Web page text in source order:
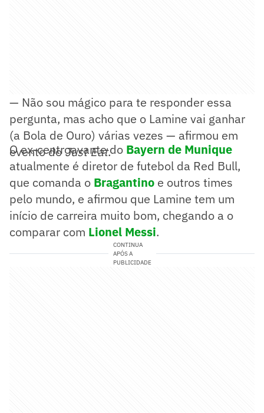
— Não sou mágico para te responder essa
pergunta, mas acho que o Lamine vai ganhar
(a Bola de Ouro) várias vezes — afirmou em
evento doJust Eat.
O ex-centroavante do Bayern de Munique
atualmente é diretor de futebol da Red Bull,
que comanda o Bragantino e outros times
pelo mundo, e afirmou que Lamine tem um
início de carreira muito bom, chegando a o
comparar com Lionel Messi.
CONTINUA
APÓS A
PUBLICIDADE